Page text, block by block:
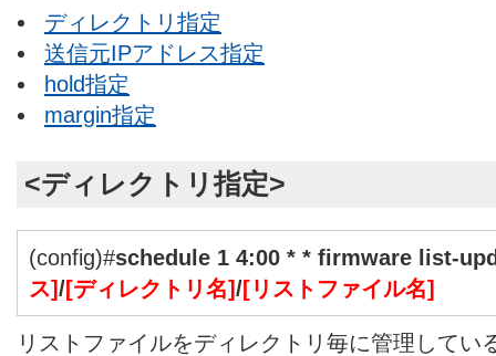
ディレクトリ指定
送信元IPアドレス指定
hold指定
margin指定
<ディレクトリ指定>
(config)#schedule 1 4:00 * * firmware list-
ス]/[ディレクトリ名]/[リストファイル名]
リストファイルをディレクトリ毎に管理してい